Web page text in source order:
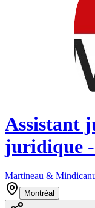
Assistant
juridique
Martineau &
Montréal